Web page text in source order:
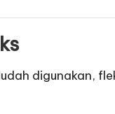
digunakan,